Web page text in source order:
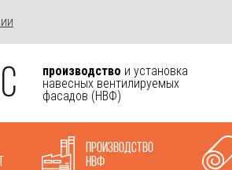
производство и установка
навесных вентилируемых
фасадов (НВФ)
Производство
НВФ